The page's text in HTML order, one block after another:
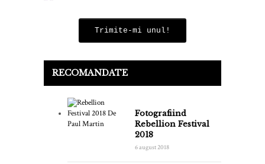
Trimite-mi unul!
RECOMANDATE
Fotografiind
Rebellion Festival
2018
6 august 2018